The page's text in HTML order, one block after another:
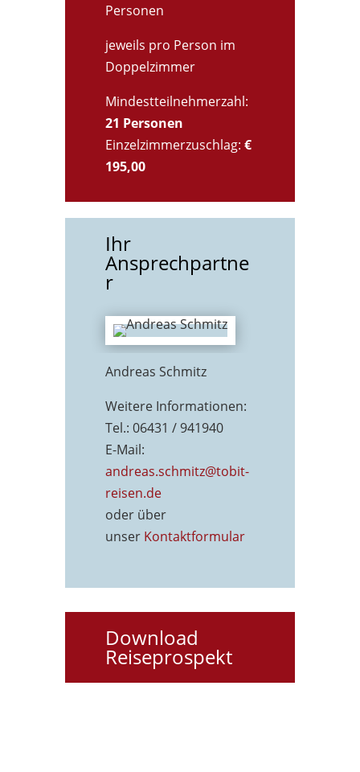
Personen
jeweils pro Person im
Doppelzimmer
Mindestteilnehmerzahl:
21 Personen
Einzelzimmerzuschlag: €
195,00
Ihr
Ansprechpartne
r
Andreas Schmitz
Weitere Informationen:
Tel.: 06431 / 941940
E-Mail:
andreas.schmitz@tobit-
reisen.de
oder über
unser Kontaktformular
Download
Reiseprospekt